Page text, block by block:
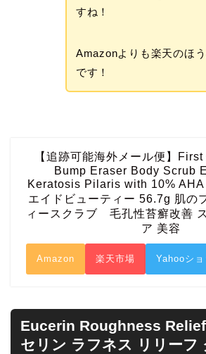
すね！
Amazonよりも楽天のほ
です！
【追跡可能海外メール便】
Bump Eraser Body Scrub
Keratosis Pilaris with 10% AHA
エイドビューティー 56.7g 肌の
ィースクラブ 毛孔性苔癬改善
ア 美容
Amazon 楽天市場 Yahooシ
Eucerin Roughness
セリン ラフネス リリーフ